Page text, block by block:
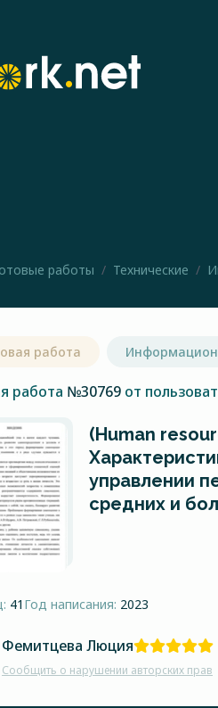
работы Технические
работа
работа №30769 от
(Human
управлении
средних и
41 Год написания: 2023
Фемитцева Люция
Сообщить о нарушении авторских прав